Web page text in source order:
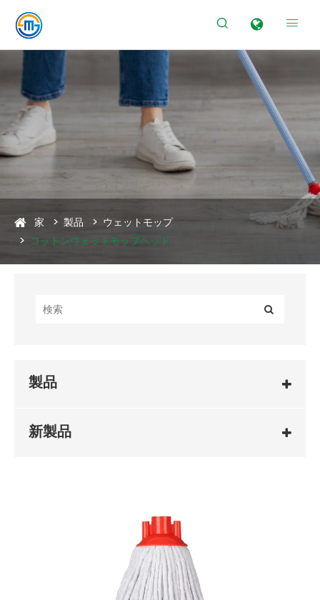
 
家 製品
ウェットモップ
コットンウェットモップヘッド
製品
新製品